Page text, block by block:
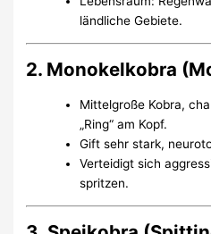
ländliche Gebiete.
2. Monokelkobra
Mittelgroße Kobra,
„Ring“ am Kopf.
Gift sehr stark,
Verteidigt sich
spritzen.